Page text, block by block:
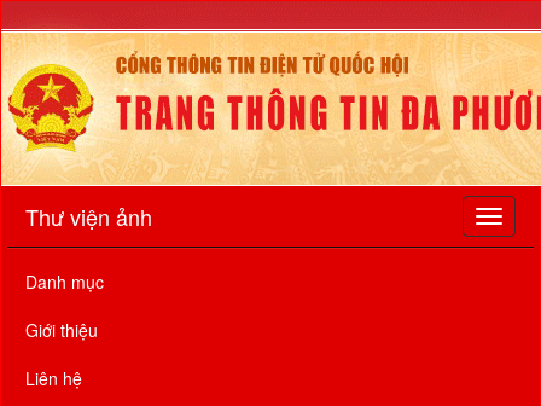
Thư viện ảnh
Danh mục
Giới thiệu
Liên hệ